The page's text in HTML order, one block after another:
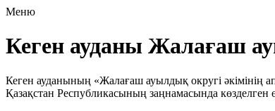
Меню
Кеген ауданы Жалағаш
Кеген ауданының «Жалағаш ауылдық округі әкімінің
Қазақстан Республикасының заңнамасында